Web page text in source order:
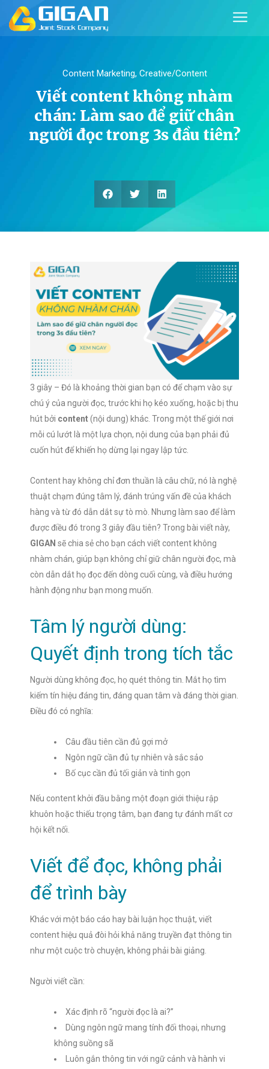
Content Marketing, Creative/Content
Viết content không nhàm
chán: Làm sao để giữ chân
người đọc trong 3s đầu tiên?
3 giây – Đó là khoảng thời gian bạn có để chạm vào sự
chú ý của người đọc, trước khi họ kéo xuống, hoặc bị thu
hút bởi content(nội dung) khác. Trong một thế giới nơi
mỗi cú lướt là một lựa chọn, nội dung của bạn phải đủ
cuốn hút để khiến họ dừng lại ngay lập tức.
Content hay không chỉ đơn thuần là câu chữ, nó là nghệ
thuật chạm đúng tâm lý, đánh trúng vấn đề của khách
hàng và từ đó dẫn dắt sự tò mò. Nhưng làm sao để làm
được điều đó trong 3 giây đầu tiên? Trong bài viết này,
GIGAN sẽ chia sẻ cho bạn cách viết content không
nhàm chán, giúp bạn không chỉ giữ chân người đọc, mà
còn dẫn dắt họ đọc đến dòng cuối cùng, và điều hướng
hành động như bạn mong muốn.
Tâm lý người dùng:
Quyết định trong tích tắc
Người dùng không đọc, họ quét thông tin. Mắt họ tìm
kiếm tín hiệu đáng tin, đáng quan tâm và đáng thời gian.
Điều đó có nghĩa:
Câu đầu tiên cần đủ gợi mở
Ngôn ngữ cần đủ tự nhiên và sắc sảo
Bố cục cần đủ tối giản và tinh gọn
Nếu content khởi đầu bằng một đoạn giới thiệu rập
khuôn hoặc thiếu trọng tâm, bạn đang tự đánh mất cơ
hội kết nối.
Viết để đọc, không phải
để trình bày
Khác với một báo cáo hay bài luận học thuật, viết
content hiệu quả đòi hỏi khả năng truyền đạt thông tin
như một cuộc trò chuyện, không phải bài giảng.
Người viết cần:
Xác định rõ “người đọc là ai?”
Dùng ngôn ngữ mang tính đối thoại, nhưng
không suồng sã
Luôn gắn thông tin với ngữ cảnh và hành vi